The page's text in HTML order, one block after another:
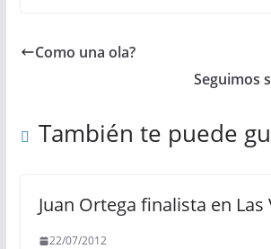
Como una ola?
Seguimos
También te puede
Juan Ortega finalista en Las
22/07/2012